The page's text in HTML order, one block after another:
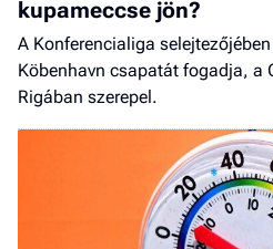
kupameccse jön?
A Konferencialiga
Köbenhavn csapatát fogadja, a
Rigában szerepel.